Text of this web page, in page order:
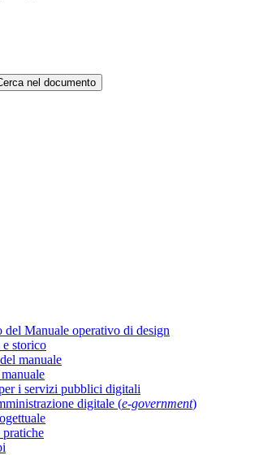
nel documento
del Manuale operativo di design
e storico
manuale
i servizi pubblici digitali
digitale (e-government)